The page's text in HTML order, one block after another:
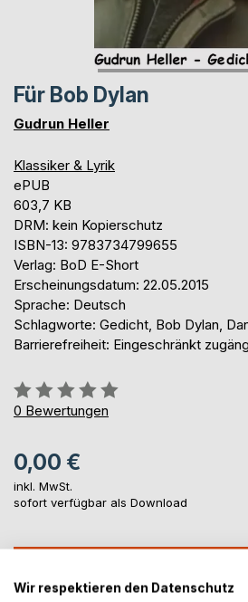
Für Bob Dylan
Gudrun Heller
Klassiker & Lyrik
ePUB
603,7 KB
DRM: kein Kopierschutz
ISBN-13: 9783734799655
Verlag: BoD E-Short
Erscheinungsdatum: 22.05.2015
Sprache: Deutsch
Schlagworte: Gedicht, Bob Dylan,
Barrierefreiheit: Eingeschränkt
Bewertung::
0%
0 Bewertungen
0,00 €
inkl. MwSt.
sofort verfügbar als Download
Wir respektieren den Datenschutz